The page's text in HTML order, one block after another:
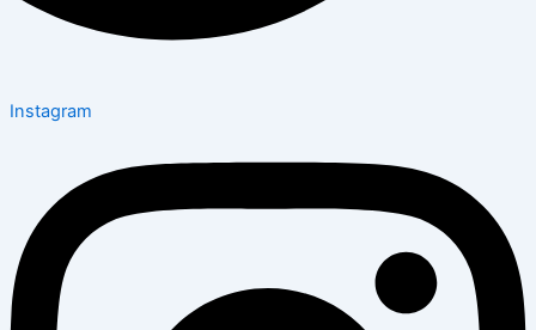
Instagram